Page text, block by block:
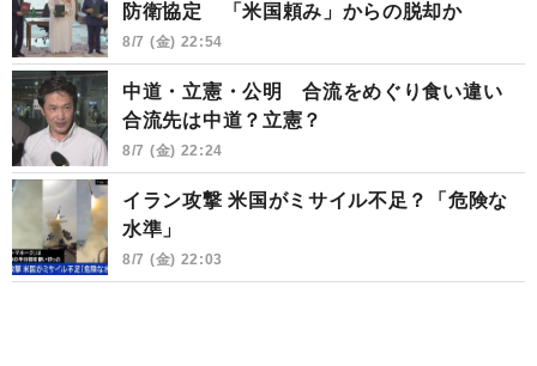
防衛協定 「米国頼み」からの脱却か
8/7 (金) 22:54
中道・立憲・公明 合流をめぐり食い違い
合流先は中道？立憲？
8/7 (金) 22:24
イラン攻撃 米国がミサイル不足？「危険な
水準」
8/7 (金) 22:03